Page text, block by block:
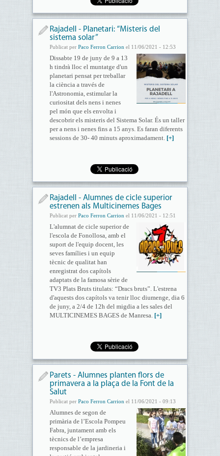
Rajadell - Planetari: “Misteris del
sistema solar”
Publicat per Paco Ferron Carrion el 11/06/2021 - 12:53
Dissabte 19 de juny de 9 a 13
h tindrà lloc el muntatge d'un
planetari pensat per treballar
la ciència a través de
l'Astronomia, estimular la
curiositat dels nens i nenes
pel món que els envolta i
descobrir els misteris del Sistema Solar. És un taller
per a nens i nenes fins a 15 anys. Es faran diferents
sessions de 30- 40 minuts aproximadament. [+]
Rajadell - Alumnes de cicle superior
estrenen als Multicinemes Bages
Publicat per Paco Ferron Carrion el 11/06/2021 - 12:51
L'alumnat de cicle superior de
l'escola de Fonollosa, amb el
suport de l'equip docent, les
seves famílies i un equip
tècnic de qualitat han
enregistrat dos capítols
adaptats de la famosa sèrie de
TV3 Plats Bruts titulats: “Dracs bruts”. L'estrena
d'aquests dos capítols va tenir lloc diumenge, dia 6
de juny, a 2/4 de 12h del migdia a les sales del
MULTICINEMES BAGES de Manresa. [+]
Parets - Alumnes planten flors de
primavera a la plaça de la Font de la
Salut
Publicat per Paco Ferron Carrion el 11/06/2021 - 09:13
Alumnes de segon de
primària de l’Escola Pompeu
Fabra, juntament amb els
tècnics de l’empresa
responsable de la jardineria i